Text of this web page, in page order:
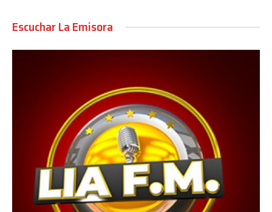
Escuchar La Emisora